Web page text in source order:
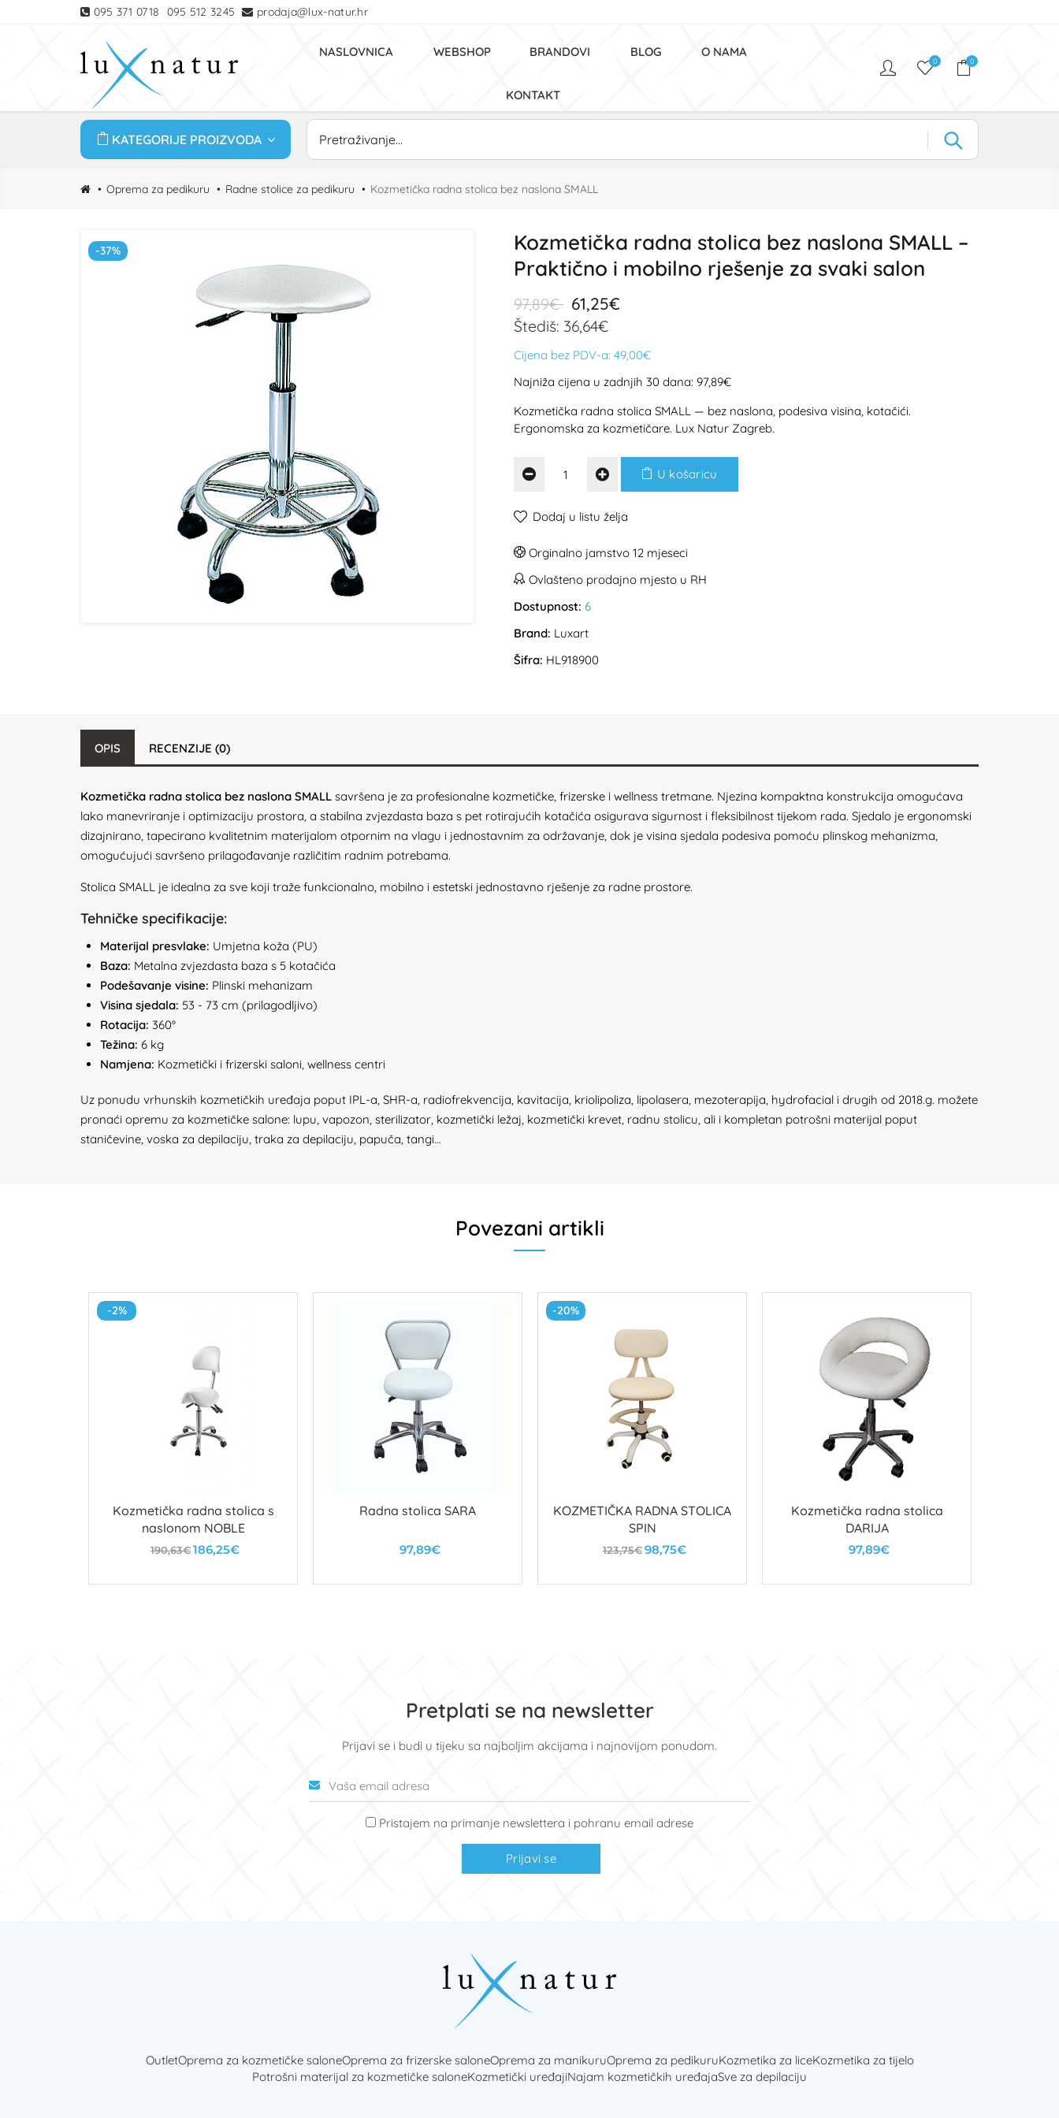
095 371 0718 095 512 3245 prodaja@lux-natur.hr
NASLOVNICA WEBSHOP BRANDOVI BLOG O NAMA
KONTAKT
0 0
KATEGORIJE PROIZVODA
Oprema za pedikuru Radne stolice za pedikuru Kozmetička radna stolica bez naslona SMALL
-37%
Kozmetička radna stolica bez naslona SMALL –
Praktično i mobilno rješenje za svaki salon
97,89€ 61,25€
Štediš: 36,64€
Cijena bez PDV-a: 49,00€
Najniža cijena u zadnjih 30 dana: 97,89€
Kozmetička radna stolica SMALL — bez naslona, podesiva visina, kotačići.
Ergonomska za kozmetičare. Lux Natur Zagreb.
U košaricu
Dodaj u listu želja
Orginalno jamstvo 12 mjeseci
Ovlašteno prodajno mjesto u RH
Dostupnost: 6
Brand: Luxart
Šifra: HL918900
OPIS RECENZIJE (0)
Kozmetička radna stolica bez naslona SMALL savršena je za profesionalne kozmetičke, frizerske i wellness tretmane. Njezina kompaktna konstrukcija omogućava
lako manevriranje i optimizaciju prostora, a stabilna zvjezdasta baza s pet rotirajućih kotačića osigurava sigurnost i fleksibilnost tijekom rada. Sjedalo je ergonomski
dizajnirano, tapecirano kvalitetnim materijalom otpornim na vlagu i jednostavnim za održavanje, dok je visina sjedala podesiva pomoću plinskog mehanizma,
omogućujući savršeno prilagođavanje različitim radnim potrebama.
Stolica SMALL je idealna za sve koji traže funkcionalno, mobilno i estetski jednostavno rješenje za radne prostore.
Tehničke specifikacije:
Materijal presvlake: Umjetna koža (PU)
Baza: Metalna zvjezdasta baza s 5 kotačića
Podešavanje visine: Plinski mehanizam
Visina sjedala: 53 - 73 cm (prilagodljivo)
Rotacija: 360°
Težina: 6 kg
Namjena: Kozmetički i frizerski saloni, wellness centri
Uz ponudu vrhunskih kozmetičkih uređaja poput IPL-a, SHR-a, radiofrekvencija, kavitacija, kriolipoliza, lipolasera, mezoterapija, hydrofacial i drugih od 2018.g. možete
pronaći opremu za kozmetičke salone: lupu, vapozon, sterilizator, kozmetički ležaj, kozmetički krevet, radnu stolicu, ali i kompletan potrošni materijal poput
staničevine, voska za depilaciju, traka za depilaciju, papuča, tangi…
Povezani artikli
-2%
Kozmetička radna stolica s
naslonom NOBLE
190,63€186,25€
U košaricu
Radna stolica SARA
97,89€
U košaricu
-20%
KOZMETIČKA RADNA STOLICA
SPIN
123,75€ 98,75€
U košaricu
Kozmetička radna stolica
DARIJA
97,89€
U košaricu
Pretplati se na newsletter
Prijavi se i budi u tijeku sa najboljim akcijama i najnovijom ponudom.
Pristajem na primanje newslettera i pohranu email adrese
Prijavi se
OutletOprema za kozmetičke saloneOprema za frizerske saloneOprema za manikuruOprema za pedikuruKozmetika za liceKozmetika za tijelo
Potrošni materijal za kozmetičke saloneKozmetički uređajiNajam kozmetičkih uređajaSve za depilaciju